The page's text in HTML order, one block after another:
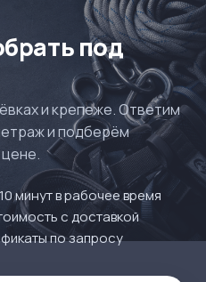
под
и крепеже. Ответим
и подберём
минут в рабочее время
с доставкой
по запросу